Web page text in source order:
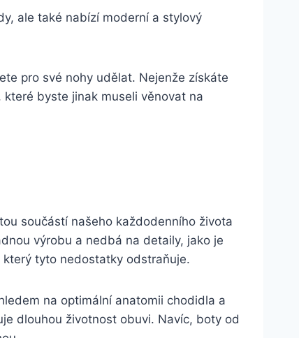
ale také nabízí moderní a stylový
pro své nohy udělat. ⁢Nejenže získáte‍
byste ​jinak museli věnovat na⁢
součástí našeho každodenního života
výrobu a ‍nedbá⁣ na detaily,⁢ jako je
tyto nedostatky odstraňuje.
na optimální anatomii ‍chodidla a⁢
dlouhou životnost​ obuvi. Navíc, boty ⁤od